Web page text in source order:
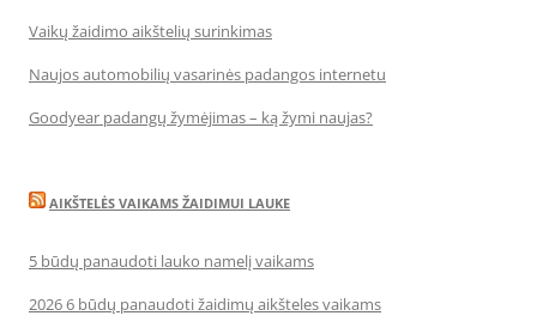
Vaikų žaidimo aikštelių surinkimas
Naujos automobilių vasarinės padangos internetu
Goodyear padangų žymėjimas – ką žymi naujas?
AIKŠTELĖS VAIKAMS ŽAIDIMUI LAUKE
5 būdų panaudoti lauko namelį vaikams
2026 6 būdų panaudoti žaidimų aikšteles vaikams